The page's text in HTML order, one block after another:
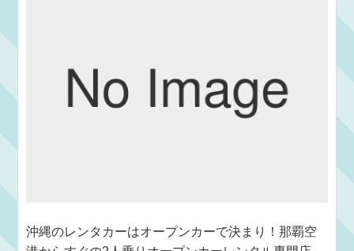
沖縄のレンタカーはオープンカーで決まり！那覇空